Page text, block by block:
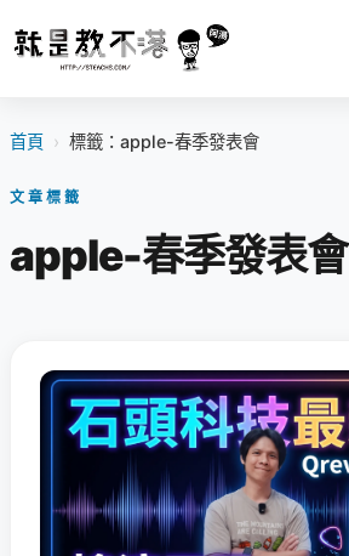
首頁 › 標籤：apple-春季發表會
文章標籤
apple-春季發表會